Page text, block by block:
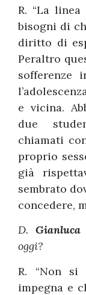
R. “La
bisogni di
diritto di
Peraltro
sofferenze
e vicina.
due
chiamati
proprio
già
sembrato
concedere,
D.
oggi?
R. “Non si
impegna e